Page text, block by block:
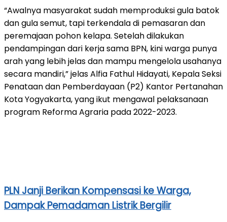
“Awalnya masyarakat sudah memproduksi gula batok
dan gula semut, tapi terkendala di pemasaran dan
peremajaan pohon kelapa. Setelah dilakukan
pendampingan dari kerja sama BPN, kini warga punya
arah yang lebih jelas dan mampu mengelola usahanya
secara mandiri,” jelas Alfia Fathul Hidayati, Kepala Seksi
Penataan dan Pemberdayaan (P2) Kantor Pertanahan
Kota Yogyakarta, yang ikut mengawal pelaksanaan
program Reforma Agraria pada 2022-2023.
PLN Janji Berikan Kompensasi ke Warga,
Dampak Pemadaman Listrik Bergilir